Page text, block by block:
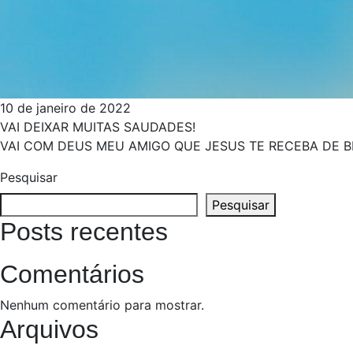
10 de janeiro de 2022
VAI DEIXAR MUITAS SAUDADES!
VAI COM DEUS MEU AMIGO QUE JESUS TE RECEBA DE
Pesquisar
Pesquisar
Posts recentes
Comentários
Nenhum comentário para mostrar.
Arquivos